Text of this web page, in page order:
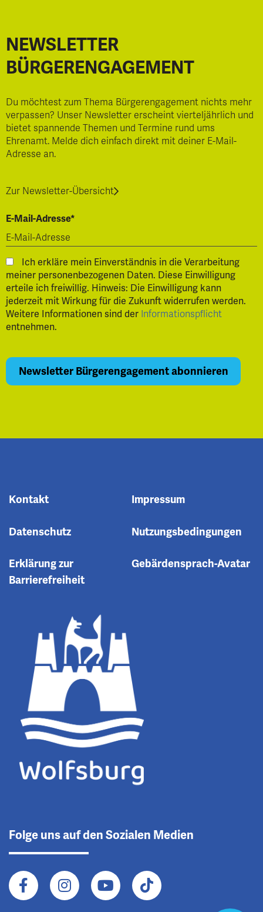
NEWSLETTER
BÜRGERENGAGEMENT
Du möchtest zum Thema Bürgerengagement nichts mehr
verpassen? Unser Newsletter erscheint vierteljährlich und
bietet spannende Themen und Termine rund ums
Ehrenamt. Melde dich einfach direkt mit deiner E-Mail-
Adresse an.
Zur Newsletter-Übersicht
E-Mail-Adresse*
Ich erkläre mein Einverständnis in die Verarbeitung
meiner personenbezogenen Daten. Diese Einwilligung
erteile ich freiwillig. Hinweis: Die Einwilligung kann
jederzeit mit Wirkung für die Zukunft widerrufen werden.
Weitere Informationen sind der Informationspflicht
entnehmen.
Kontakt Impressum
Datenschutz Nutzungsbedingungen
Erklärung zur
Barrierefreiheit
Gebärdensprach-Avatar
Folge uns auf den Sozialen Medien